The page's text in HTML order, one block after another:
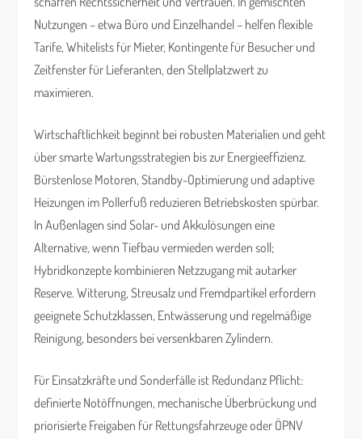
Nutzungen – etwa Büro und Einzelhandel – helfen flexible
Tarife, Whitelists für Mieter, Kontingente für Besucher und
Zeitfenster für Lieferanten, den Stellplatzwert zu
maximieren.
Wirtschaftlichkeit beginnt bei robusten Materialien und geht
über smarte Wartungsstrategien bis zur Energieeffizienz.
Bürstenlose Motoren, Standby-Optimierung und adaptive
Heizungen im Pollerfuß reduzieren Betriebskosten spürbar.
In Außenlagen sind Solar- und Akkulösungen eine
Alternative, wenn Tiefbau vermieden werden soll;
Hybridkonzepte kombinieren Netzzugang mit autarker
Reserve. Witterung, Streusalz und Fremdpartikel erfordern
geeignete Schutzklassen, Entwässerung und regelmäßige
Reinigung, besonders bei versenkbaren Zylindern.
Für Einsatzkräfte und Sonderfälle ist Redundanz Pflicht:
definierte Notöffnungen, mechanische Überbrückung und
priorisierte Freigaben für Rettungsfahrzeuge oder ÖPNV